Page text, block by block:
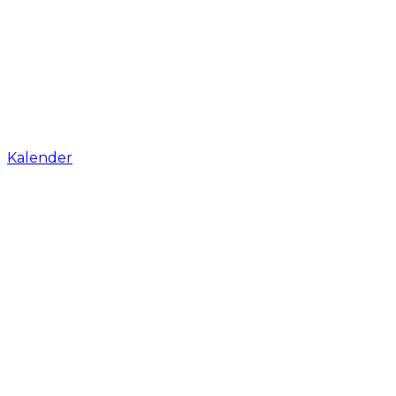
Kalender